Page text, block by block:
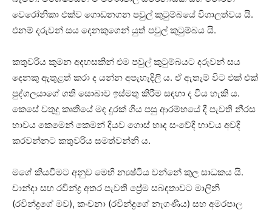
වෙරෝනිකා එක්ව ගොඩනගන පවුල් කුටුම්බයේ විශාලත්වය යි.
එනම් දරුවන් සය දෙනකුගෙන් යුත් පවුල් කුටුම්බය යි.
කතුවරිය කුමන අදහසකින් එම පවුල් කුටුම්බයට දරුවන් සය
දෙනකු ඇතුළත් කරා ද යන්න අපැහැදිලි ය. ඒ ඇතැම් විට එක් එක්
පුද්ගලයාගේ ගති සොබාව ඉස්මතු කිරීම සඳහා ද විය හැකි ය.
කෙසේ වතුදු කෘතියේ මඳ දුරක් ගිය පසු ආරම්භයේ දී පැවති නීරස
භාවය කෙමෙන් කෙමන් දියව ගොස් හෘද සංවේදි භාවය අවදි
කරවන්නට කතුවරිය සමත්වන්නී ය.
මගේ කියවීමට අනුව මෙහි න්‍යෂ්ටිය වන්නේ කුල සාධකය යි.
චාන්දා සහ රවින්ද්‍ර අතර පැවති ප්‍රේම සබඳතාවට මාලිනි
(රවින්ද්‍රගේ මව), කංචනා (රවින්ද්‍රගේ නැගණිය) සහ අමරපාල